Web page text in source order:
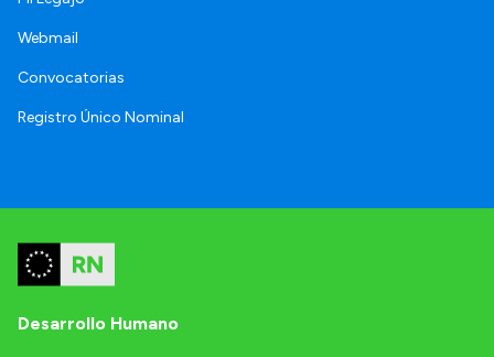
Webmail
Convocatorias
Registro Único Nominal
Desarrollo Humano